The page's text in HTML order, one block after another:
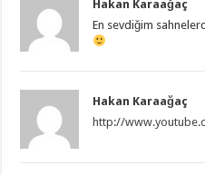
Hakan Karaağaç
En sevdiğim
Hakan Karaağaç
http://